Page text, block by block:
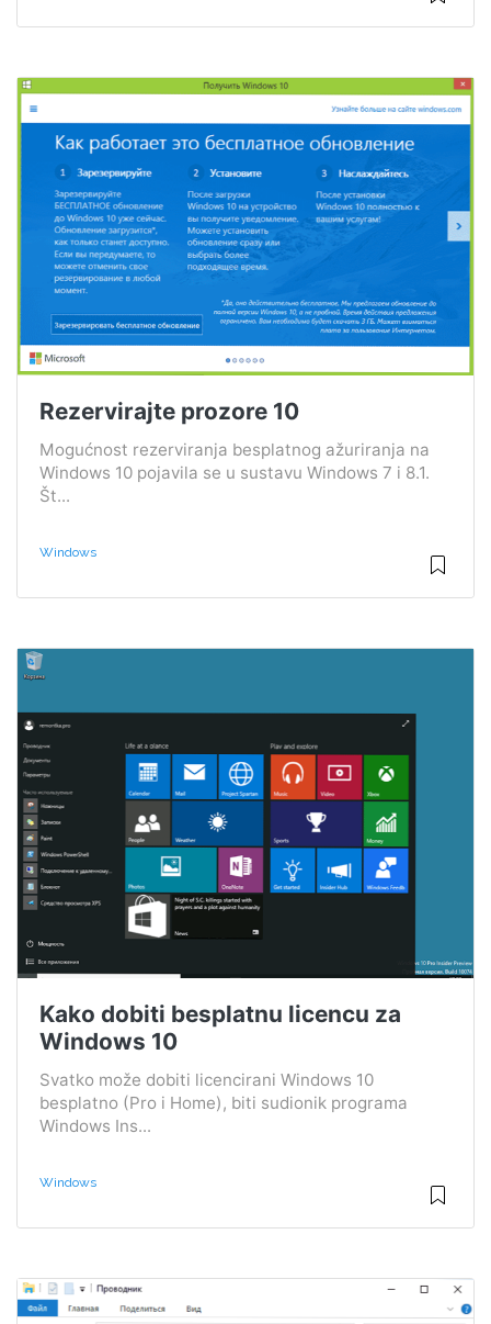
Rezervirajte prozore 10
Mogućnost rezerviranja besplatnog ažuriranja na
Windows 10 pojavila se u sustavu Windows 7 i 8.1.
Št...
Windows
Kako dobiti besplatnu licencu za
Windows 10
Svatko može dobiti licencirani Windows 10
besplatno (Pro i Home), biti sudionik programa
Windows Ins...
Windows